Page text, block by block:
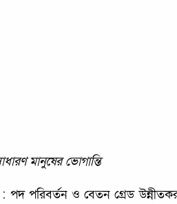
মানুষের ভোগান্তি
: পদ পরিবর্তন ও বেতন গ্রেড